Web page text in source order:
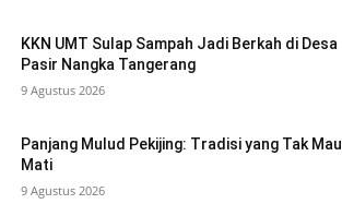
KKN UMT Sulap Sampah Jadi Berkah di Desa
Pasir Nangka Tangerang
9 Agustus 2026
Panjang Mulud Pekijing: Tradisi yang Tak Mau
Mati
9 Agustus 2026